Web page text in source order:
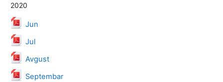
2020
Jun
Datoteka
Jul
Datoteka
Avgust
Datoteka
Septembar
Datoteka